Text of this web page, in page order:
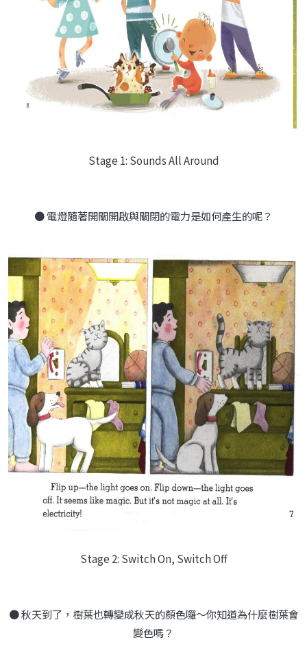
Stage 1: Sounds All Around
● 電燈隨著開關開啟與關閉的電力是如何產生的呢？
Stage 2: Switch On, Switch Off
● 秋天到了，樹葉也轉變成秋天的顏色囉～你知道為什麼樹葉會
變色嗎？